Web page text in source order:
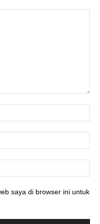
saya di browser ini untuk